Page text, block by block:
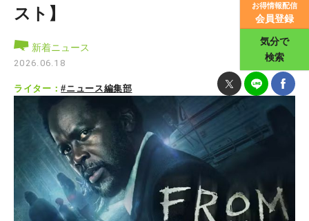
お得情報配信
会員登録
気分で
検索
スト】
新着ニュース
2026.06.18
ライター：#ニュース編集部